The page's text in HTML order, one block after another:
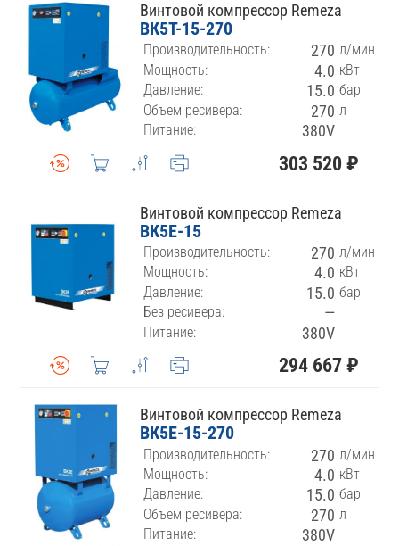
Винтовой компрессор Remeza
ВК5Т-15-270
Производительность: 270 л/мин
Мощность:
4.0 кВт
Давление:
15.0 бар
Объем ресивера:
270 л
Питание:
380V
303 520 ₽
Винтовой компрессор Remeza
ВК5E-15
Производительность: 270 л/мин
Мощность:
4.0 кВт
Давление:
15.0 бар
Без ресивера:
—
Питание: 380V
294 667 ₽
Винтовой компрессор Remeza
ВК5E-15-270
Производительность: 270 л/мин
Мощность:
4.0 кВт
Давление:
15.0 бар
Объем ресивера:
270 л
Питание:
380V